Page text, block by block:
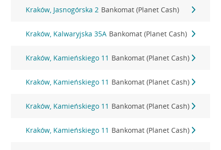
Kraków, Jasnogórska 2 Bankomat (Planet Cash)
Kraków, Kalwaryjska 35A Bankomat (Planet Cash)
Kraków, Kamieńskiego 11 Bankomat (Planet Cash)
Kraków, Kamieńskiego 11 Bankomat (Planet Cash)
Kraków, Kamieńskiego 11 Bankomat (Planet Cash)
Kraków, Kamieńskiego 11 Bankomat (Planet Cash)